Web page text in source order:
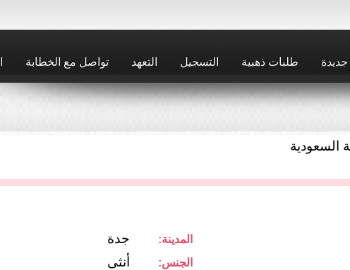
طلبات ذهبية التسجيل التعهد تواصل مع الخطابة
السعودية
جدة المدينة:
أنثى الجنس: